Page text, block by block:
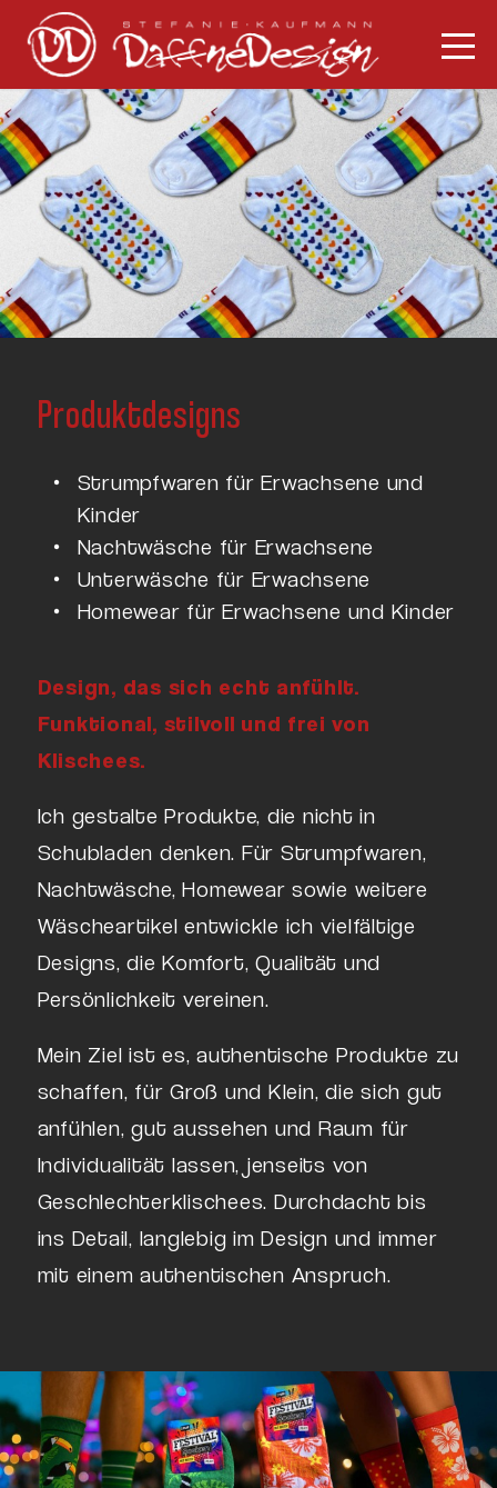
Produktdesigns
Strumpfwaren für Erwachsene und
Kinder
Nachtwäsche für Erwachsene
Unterwäsche für Erwachsene
Homewear für Erwachsene und Kinder
Design, das sich echt anfühlt.
Funktional, stilvoll und frei von
Klischees.
Ich gestalte Produkte, die nicht in
Schubladen denken. Für Strumpfwaren,
Nachtwäsche, Homewear sowie weitere
Wäscheartikel entwickle ich vielfältige
Designs, die Komfort, Qualität und
Persönlichkeit vereinen.
Mein Ziel ist es, authentische Produkte zu
schaffen, für Groß und Klein, die sich gut
anfühlen, gut aussehen und Raum für
Individualität lassen, jenseits von
Geschlechterklischees. Durchdacht bis
ins Detail, langlebig im Design und immer
mit einem authentischen Anspruch.